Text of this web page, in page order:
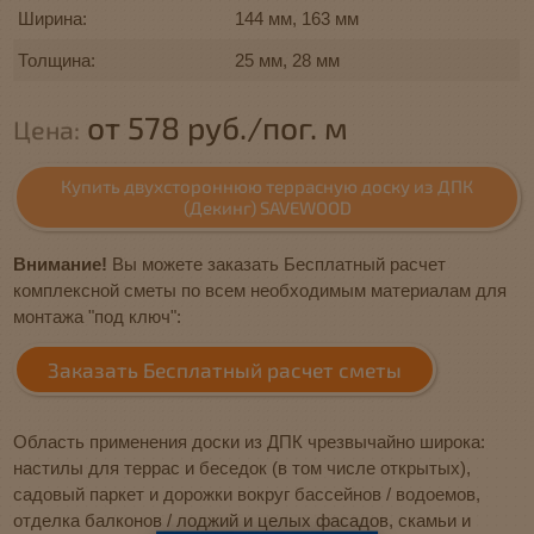
Ширина: 144 мм, 163 мм
Толщина: 25 мм, 28 мм
Цена: от 578 руб./пог. м
Купить двухстороннюю террасную доску из ДПК
(Декинг) SAVEWOOD
Внимание! Вы можете заказать Бесплатный расчет
комплексной сметы по всем необходимым материалам для
монтажа "под ключ":
Заказать Бесплатный расчет сметы
Область применения доски из ДПК чрезвычайно широка:
настилы для террас и беседок (в том числе открытых),
садовый паркет и дорожки вокруг бассейнов / водоемов,
отделка балконов / лоджий и целых фасадов, скамьи и